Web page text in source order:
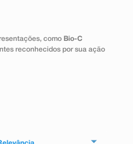
como Bio-C
reconhecidos por sua ação